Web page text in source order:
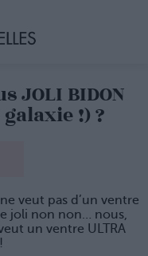
JOLI BIDON
galaxie !) ?
veut pas d’un ventre
joli non non… nous,
un ventre ULTRA